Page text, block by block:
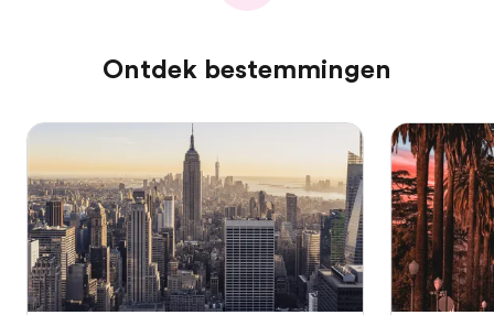
Ontdek bestemmingen